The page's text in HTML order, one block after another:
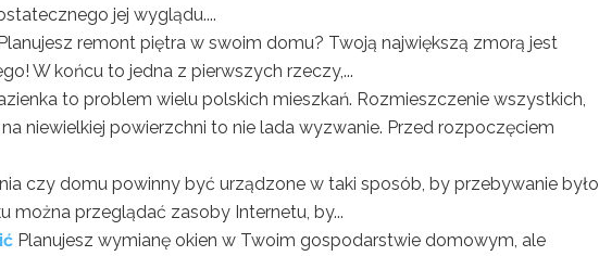
jej wyglądu....
remont piętra w swoim domu? Twoją największą zmorą jest
W końcu to jedna z pierwszych rzeczy,...
to problem wielu polskich mieszkań. Rozmieszczenie wszystkich,
niewielkiej powierzchni to nie lada wyzwanie. Przed rozpoczęciem
czy domu powinny być urządzone w taki sposób, by przebywanie było
przeglądać zasoby Internetu, by...
Planujesz wymianę okien w Twoim gospodarstwie domowym, ale